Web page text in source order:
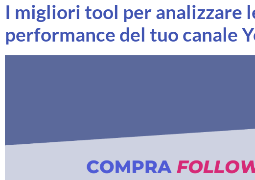
I migliori tool per analizzare
performance del tuo canale